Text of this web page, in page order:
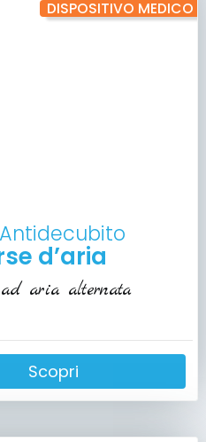
DISPOSITIVO MEDICO
d’aria
ad aria alternata
Scopri